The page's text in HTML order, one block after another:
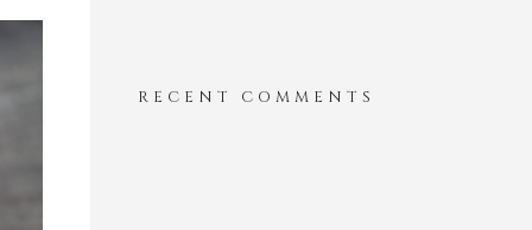
RECENT COMMENTS